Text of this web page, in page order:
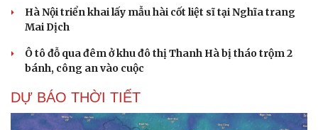
Hà Nội triển khai lấy mẫu hài cốt liệt sĩ tại Nghĩa trang
Mai Dịch
Ô tô đỗ qua đêm ở khu đô thị Thanh Hà bị tháo trộm 2
bánh, công an vào cuộc
DỰ BÁO THỜI TIẾT